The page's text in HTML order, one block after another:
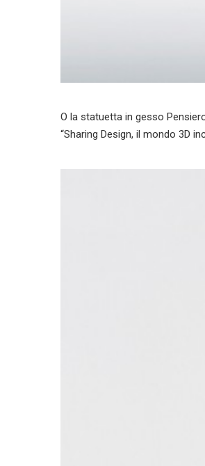
O la statuetta in gesso
“Sharing Design, il mondo 3D